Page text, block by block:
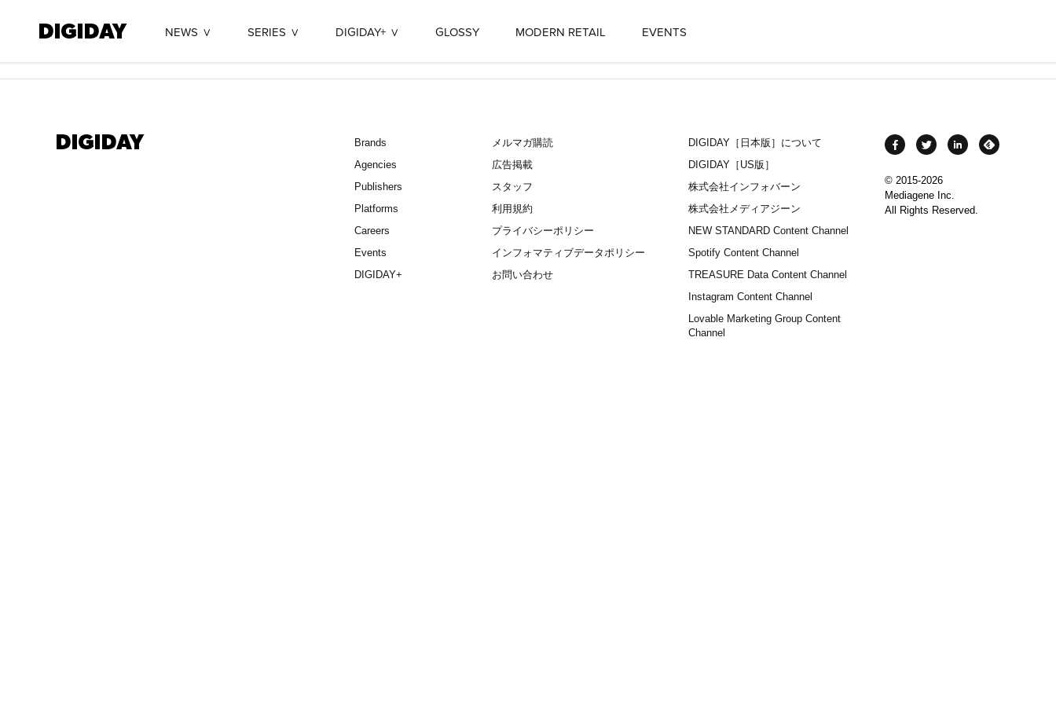
NEWS SERIES DIGIDAY+ GLOSSY MODERN RETAIL EVENTS
Brands
Agencies
Publishers
Platforms
Careers
Events
DIGIDAY+
メルマガ購読
広告掲載
スタッフ
利用規約
プライバシーポリシー
インフォマティブデータポリシー
お問い合わせ
DIGIDAY［日本版］について
DIGIDAY［US版］
株式会社インフォバーン
株式会社メディアジーン
NEW STANDARD Content Channel
Spotify Content Channel
TREASURE Data Content Channel
Instagram Content Channel
Lovable Marketing Group Content
Channel
© 2015-2026
Mediagene Inc.
All Rights Reserved.